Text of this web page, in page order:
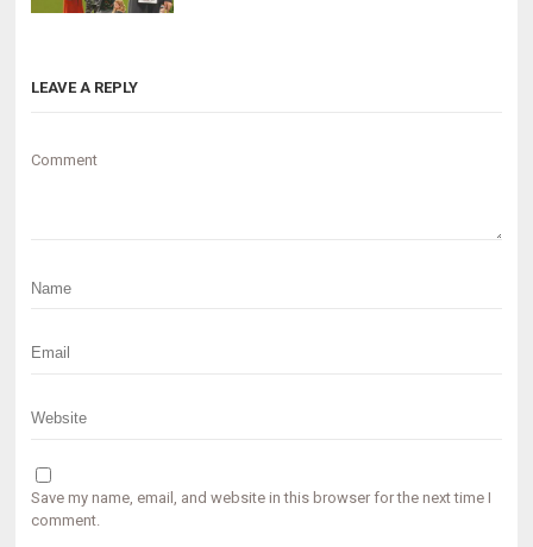
LEAVE A REPLY
Comment
Save my name, email, and website in this browser for the next time I
comment.